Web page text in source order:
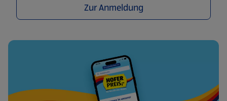
Zur Anmeldung